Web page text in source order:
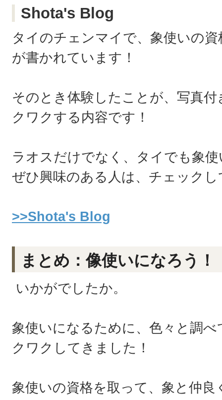
Shota's Blog
タイのチェンマイで、象使いの
が書かれています！
そのとき体験したことが、写真
クワクする内容です！
ラオスだけでなく、タイでも象
ぜひ興味のある人は、チェック
>>Shota's Blog
まとめ：像使いになろう！
いかがでしたか。
象使いになるために、色々と調
クワクしてきました！
象使いの資格を取って、象と仲